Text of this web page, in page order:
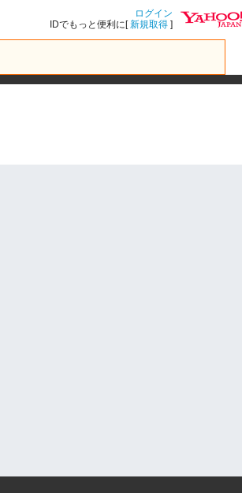
ログイン
IDでもっと便利に[新規取得 ]